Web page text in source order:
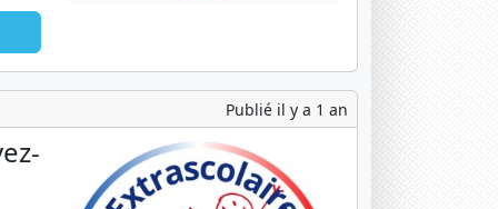
Publié il y a 1 an